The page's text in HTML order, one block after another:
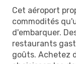
Cet aéroport
commodités
d'embarquer.
restaurants
goûts. Achetez